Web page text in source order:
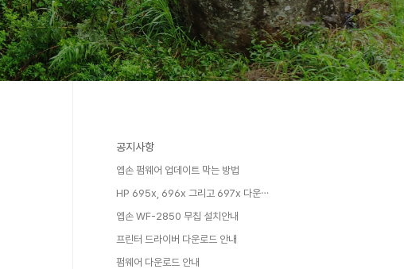
공지사항
엡손 펌웨어 업데이트 막는 방법
HP 695x, 696x 그리고 697x 다운⋯
엡손 WF-2850 무칩 설치안내
프린터 드라이버 다운로드 안내
펌웨어 다운로드 안내